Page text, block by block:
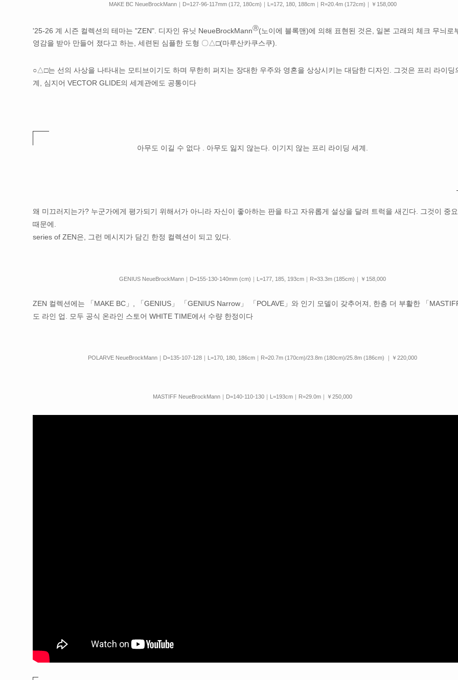
MAKE BC NeueBrockMann｜D=127-96-117mm (172, 180cm)｜L=172, 180, 188cm｜R=20.4m (172cm)｜￥158,000
'25-26 계 시즌 컬렉션의 테마는 "ZEN". 디자인 유닛 NeueBrockMannⓇ(노이에 블록맨)에 의해 표현된 것은, 일본 고래의 체크 무늬로
영감을 받아 만들어 졌다고 하는, 세련된 심플한 도형 〇△□(마루산카쿠스쿠).
○△□는 선의 사상을 나타내는 모티브이기도 하며 무한히 퍼지는 장대한 우주와 영혼을 상상시키는 대담한 디자인. 그것은 프리 라이딩
계, 심지어 VECTOR GLIDE의 세계관에도 공통이다
아무도 이길 수 없다 . 아무도 잃지 않는다. 이기지 않는 프리 라이딩 세계.
왜 미끄러지는가? 누군가에게 평가되기 위해서가 아니라 자신이 좋아하는 판을 타고 자유롭게 설상을 달려 트럭을 새긴다. 그것이 중
때문에.
series of ZEN은, 그런 메시지가 담긴 한정 컬렉션이 되고 있다.
GENIUS NeueBrockMann｜D=155-130-140mm (cm)｜L=177, 185, 193cm｜R=33.3m (185cm)｜￥158,000
ZEN 컬렉션에는 「MAKE BC」, 「GENIUS」 「GENIUS Narrow」 「POLAVE」와 인기 모델이 갖추어져, 한층 더 부활한 「MASTIFF
도 라인 업. 모두 공식 온라인 스토어 WHITE TIME에서 수량 한정이다
POLARVE NeueBrockMann｜D=135-107-128｜L=170, 180, 186cm｜R=20.7m (170cm)/23.8m (180cm)/25.8m (186cm) ｜￥220,000
MASTIFF NeueBrockMann｜D=140-110-130｜L=193cm｜R=29.0m｜￥250,000